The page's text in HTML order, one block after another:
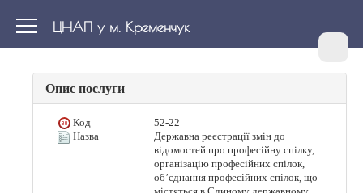
ЦНАП у м. Кременчук
Опис послуги
Код
52-22
Назва
Державна реєстрації змін до
відомостей про професійну спілку,
організацію професійних спілок,
об’єднання професійних спілок, що